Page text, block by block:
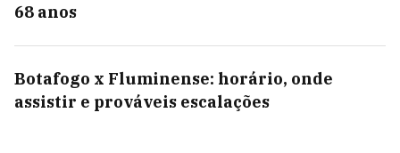
68 anos
Botafogo x Fluminense: horário, onde
assistir e prováveis escalações